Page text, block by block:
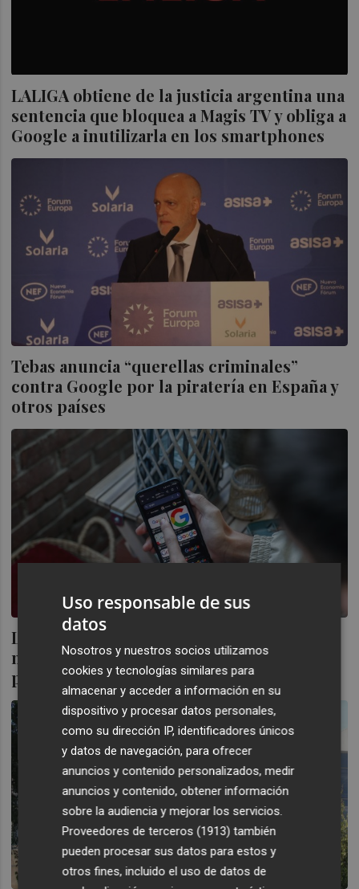
LALIGA obtiene de la justicia argentina una
sentencia que bloquea a Magis TV y obliga a
Google a inutilizarla en los smartphones
Tebas anuncia “querellas criminales”
contra Google por la piratería en España y
otros países
La Justicia europea anula a Google una
multa de 1.500 millones por abusos en la
publicidad online
Uso responsable de sus
datos
Nosotros y nuestros socios utilizamos
cookies y tecnologías similares para
almacenar y acceder a información en su
dispositivo y procesar datos personales,
como su dirección IP, identificadores únicos
y datos de navegación, para ofrecer
anuncios y contenido personalizados, medir
anuncios y contenido, obtener información
sobre la audiencia y mejorar los servicios.
Proveedores de terceros (1913) también
pueden procesar sus datos para estos y
otros fines, incluido el uso de datos de